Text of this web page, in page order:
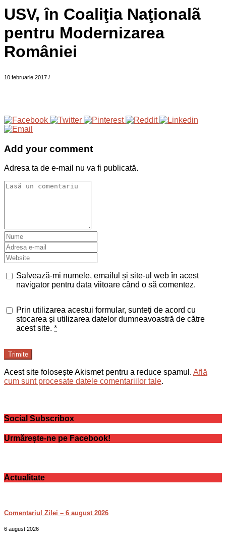
USV, în Coaliţia Naţionalã
pentru Modernizarea
României
10 februarie 2017 /
Add your comment
Adresa ta de e-mail nu va fi publicată.
Salvează-mi numele, emailul și site-ul web în acest
navigator pentru data viitoare când o să comentez.
Prin utilizarea acestui formular, sunteți de acord cu
stocarea și utilizarea datelor dumneavoastră de către
acest site. *
Trimite
Acest site folosește Akismet pentru a reduce spamul. Află
cum sunt procesate datele comentariilor tale.
Social Subscribox
Urmărește-ne pe Facebook!
Actualitate
Comentariul Zilei – 6 august 2026
6 august 2026